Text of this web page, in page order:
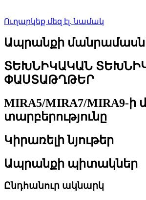
Ուղարկեք մեզ էլ. նամակ
Ապրանքի
ՏԵԽՆԻԿԱԿԱՆ
ՓԱՍՏԱԹՂԹԵՐ
MIRA5/MIRA7/MIRA9-ի
տարբերությունը
Կիրառելի նյութեր
Ապրանքի պիտակներ
Ընդհանուր ակնարկ